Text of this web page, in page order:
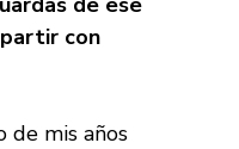
con
de mis años